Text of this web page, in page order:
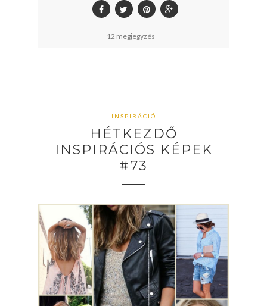
12 megjegyzés
INSPIRÁCIÓ
HÉTKEZDŐ
INSPIRÁCIÓS KÉPEK
#73